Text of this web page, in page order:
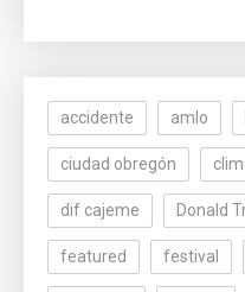
accidente amlo
ciudad obregón
dif cajeme Donald
featured festival